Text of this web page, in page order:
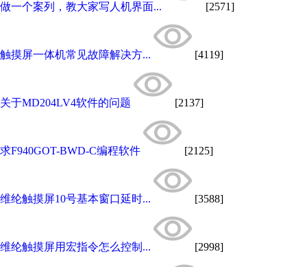
做一个案列，教大家写人机界面... [2571]
触摸屏一体机常见故障解决方... [4119]
关于MD204LV4软件的问题 [2137]
求F940GOT-BWD-C编程软件 [2125]
维纶触摸屏10号基本窗口延时... [3588]
维纶触摸屏用宏指令怎么控制... [2998]